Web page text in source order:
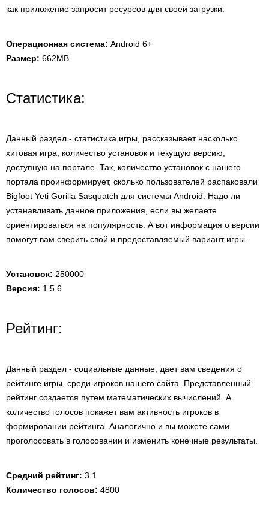
как приложение запросит ресурсов для своей загрузки.
Операционная система: Android 6+
Размер: 662MB
Статистика:
Данный раздел - статистика игры, рассказывает насколько
хитовая игра, количество установок и текущую версию,
доступную на портале. Так, количество установок с нашего
портала проинформирует, сколько пользователей распаковали
Bigfoot Yeti Gorilla Sasquatch для системы Android. Надо ли
устанавливать данное приложения, если вы желаете
ориентироваться на популярность. А вот информация о версии
помогут вам сверить свой и предоставляемый вариант игры.
Установок: 250000
Версия: 1.5.6
Рейтинг:
Данный раздел - социальные данные, дает вам сведения о
рейтинге игры, среди игроков нашего сайта. Представленный
рейтинг создается путем математических вычислений. А
количество голосов покажет вам активность игроков в
формировании рейтинга. Аналогично и вы можете сами
проголосовать в голосовании и изменить конечные результаты.
Средний рейтинг: 3.1
Количество голосов: 4800